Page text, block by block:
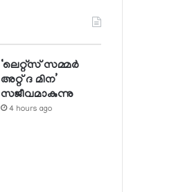
‘ലെറ്റ്‌സ് സമ്മര്‍
അറ്റ് ദ മിന’
സജീവമാകുന്നു
4 hours ago